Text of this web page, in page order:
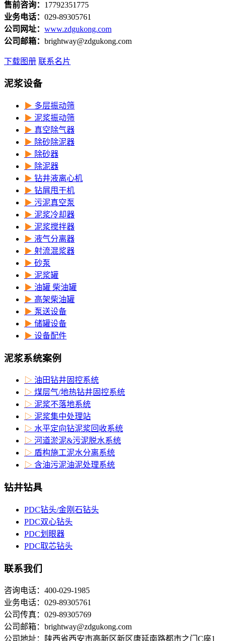
售前咨询： 17792351775
业务电话： 029-89305761
公司网址： www.zdgukong.com
公司邮箱： brightway@zdgukong.com
下载图册 联系名片
泥浆设备
▶ 多层振动筛
▶ 泥浆振动筛
▶ 真空除气器
▶ 除砂除泥器
▶ 除砂器
▶ 除泥器
▶ 钻井液离心机
▶ 钻屑甩干机
▶ 污泥真空泵
▶ 泥浆冷却器
▶ 泥浆搅拌器
▶ 液气分离器
▶ 射流混浆器
▶ 砂泵
▶ 泥浆罐
▶ 油罐 柴油罐
▶ 高架柴油罐
▶ 泵送设备
▶ 储罐设备
▶ 设备配件
泥浆系统案例
▷ 油田钻井固控系统
▷ 煤层气/地热钻井固控系统
▷ 泥浆不落地系统
▷ 泥浆集中处理站
▷ 水平定向钻泥浆回收系统
▷ 河道淤泥&污泥脱水系统
▷ 盾构施工泥水分离系统
▷ 含油污泥油泥处理系统
钻井钻具
PDC钻头/金刚石钻头
PDC双心钻头
PDC划眼器
PDC取芯钻头
联系我们
咨询电话：400-029-1985
业务电话：029-89305761
公司传真：029-89305769
公司邮箱：brightway@zdgukong.com
公司地址：陕西省西安市高新区新区唐延南路都市之门C座1